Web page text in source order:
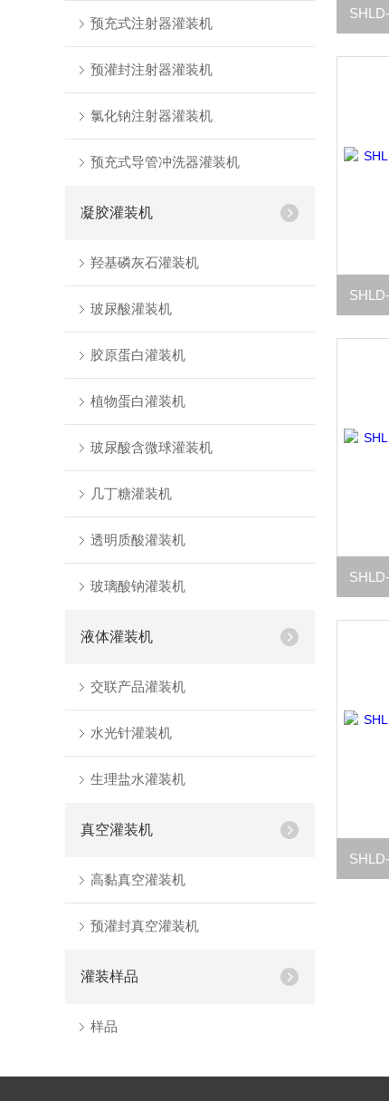
预充式注射器灌装机
预灌封注射器灌装机
氯化钠注射器灌装机
预充式导管冲洗器灌装机
凝胶灌装机
羟基磷灰石灌装机
玻尿酸灌装机
胶原蛋白灌装机
植物蛋白灌装机
玻尿酸含微球灌装机
几丁糖灌装机
透明质酸灌装机
玻璃酸钠灌装机
液体灌装机
交联产品灌装机
水光针灌装机
生理盐水灌装机
真空灌装机
高黏真空灌装机
预灌封真空灌装机
灌装样品
样品